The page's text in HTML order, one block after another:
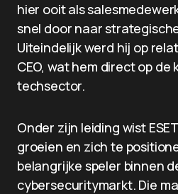
hier ooit als
snel door naar
Uiteindelijk werd hij op
CEO, wat hem direct op
techsector.
Onder zijn leiding wist
groeien en zich te
belangrijke speler binnen
cybersecuritymarkt. Die